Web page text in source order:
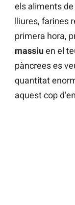
els aliments
lliures, farines
primera hora,
massiuen el
pàncrees es
quantitat
aquest cop